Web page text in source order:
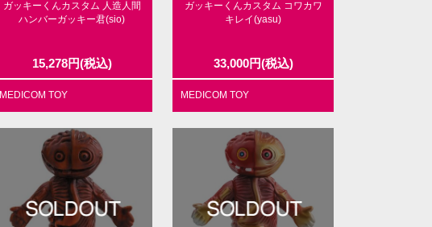
ガッキーくんカスタム 人造人間
ハンバーガッキー君(sio)
15,278円(税込)
MEDICOM TOY
ガッキーくんカスタム コワカワ
キレイ(yasu)
33,000円(税込)
MEDICOM TOY